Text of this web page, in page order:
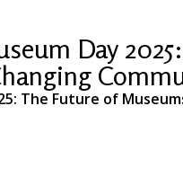
Day
The Future of